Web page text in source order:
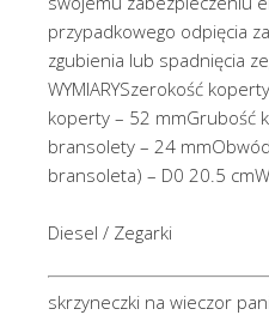
przypadkowego odpięcia
zgubienia lub spadnięcia
WYMIARYSzerokość
koperty – 52 mmGrubość
bransolety – 24
bransoleta) – D0 20.5
Diesel / Zegarki
skrzyneczki na wieczor